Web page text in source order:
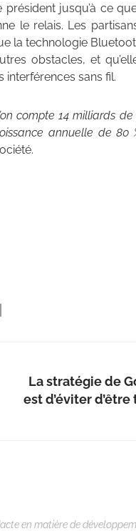
jusqu’à ce
le relais. Les
la technologie
obstacles, et
sans fil.
compte 14 milliards
annuelle de 80
La stratégie de
est d’éviter
en matière de